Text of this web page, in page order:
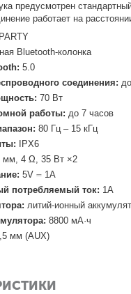
предусмотрен
работает на
Bluetooth-колонка
5.0
соединения:
70 Вт
работы: до 7 часов
80 Гц – 15 кГц
IPX6
мм, 4 Ω, 35 Вт ×2
5V ⎓ 1A
потребляемый ток: 1A
литий-ионный
8800 мА·ч
мм (AUX)